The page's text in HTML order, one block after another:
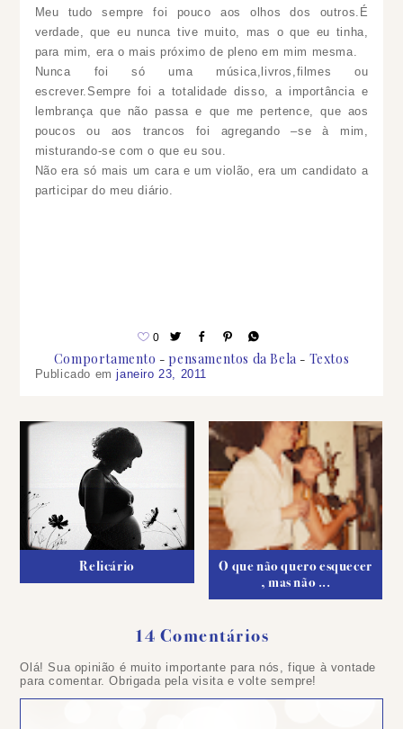
Meu tudo sempre foi pouco aos olhos dos outros.É
verdade, que eu nunca tive muito, mas o que eu tinha,
para mim, era o mais próximo de pleno em mim mesma.
Nunca foi só uma música,livros,filmes ou
escrever.Sempre foi a totalidade disso, a importância e
lembrança que não passa e que me pertence, que aos
poucos ou aos trancos foi agregando –se à mim,
misturando-se com o que eu sou.
Não era só mais um cara e um violão, era um candidato a
participar do meu diário.
0
Comportamento pensamentos da Bela Textos
Publicado emjaneiro 23, 2011
Relicário
O que não quero esquecer
, mas não ...
14 Comentários
Olá! Sua opinião é muito importante para nós, fique à vontade
para comentar. Obrigada pela visita e volte sempre!